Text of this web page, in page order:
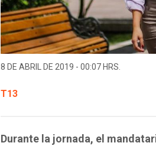
8 DE ABRIL DE 2019 - 00:07 HRS.
T13
Durante la jornada, el